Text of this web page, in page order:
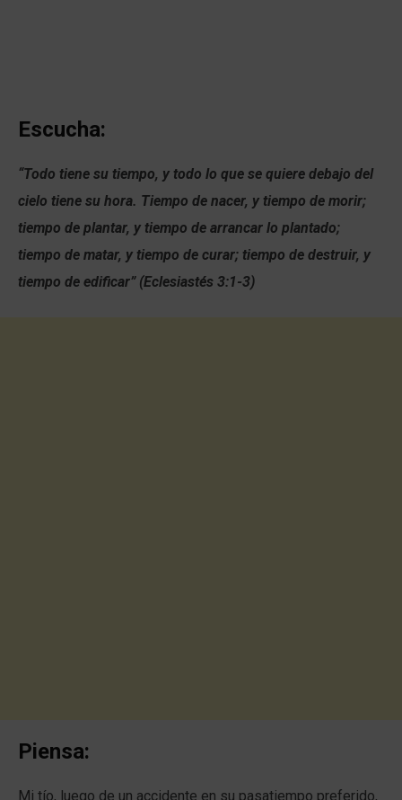
Escucha:
“Todo tiene su tiempo, y todo lo que se quiere debajo del
cielo tiene su hora. Tiempo de nacer, y tiempo de morir;
tiempo de plantar, y tiempo de arrancar lo plantado;
tiempo de matar, y tiempo de curar; tiempo de destruir, y
tiempo de edificar” (Eclesiastés 3:1-3)
Piensa:
Mi tío, luego de un accidente en su pasatiempo preferido,